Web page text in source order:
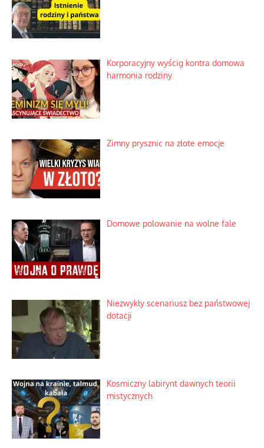
Korporacyjny wyścig kontra domowa
harmonia rodziny
Zimny prysznic na złote emocje
Domowe polowanie na wolne fale
Niezwykły scenariusz bez państwowej
dotacji
Kosmiczny labirynt dawnych teorii
mistycznych